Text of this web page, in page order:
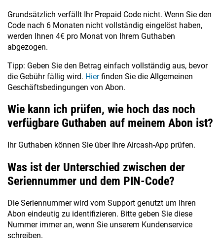
Grundsätzlich verfällt Ihr Prepaid Code nicht. Wenn Sie den
Code nach 6 Monaten nicht vollständig eingelöst haben,
werden Ihnen 4€ pro Monat von Ihrem Guthaben
abgezogen.
Tipp: Geben Sie den Betrag einfach vollständig aus, bevor
die Gebühr fällig wird. Hierfinden Sie die Allgemeinen
Geschäftsbedingungen von Abon.
Wie kann ich prüfen, wie hoch das noch
verfügbare Guthaben auf meinem Abon ist?
Ihr Guthaben können Sie über Ihre Aircash-App prüfen.
Was ist der Unterschied zwischen der
Seriennummer und dem PIN-Code?
Die Seriennummer wird vom Support genutzt um Ihren
Abon eindeutig zu identifizieren. Bitte geben Sie diese
Nummer immer an, wenn Sie unserem Kundenservice
schreiben.